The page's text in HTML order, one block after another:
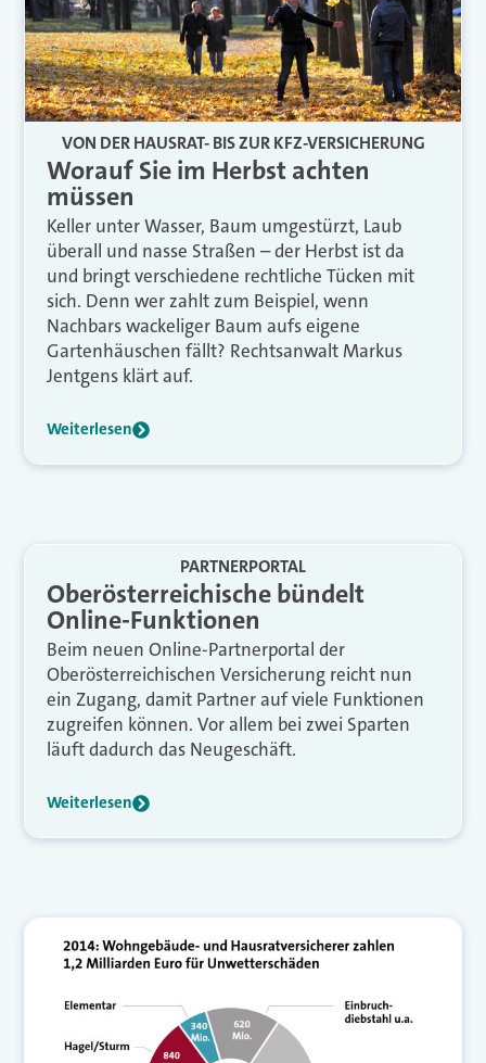
VON DER HAUSRAT- BIS ZUR KFZ-VERSICHERUNG
Worauf Sie im Herbst achten
müssen
Keller unter Wasser, Baum umgestürzt, Laub
überall und nasse Straßen – der Herbst ist da
und bringt verschiedene rechtliche Tücken mit
sich. Denn wer zahlt zum Beispiel, wenn
Nachbars wackeliger Baum aufs eigene
Gartenhäuschen fällt? Rechtsanwalt Markus
Jentgens klärt auf.
Weiterlesen
PARTNERPORTAL
Oberösterreichische bündelt
Online-Funktionen
Beim neuen Online-Partnerportal der
Oberösterreichischen Versicherung reicht nun
ein Zugang, damit Partner auf viele Funktionen
zugreifen können. Vor allem bei zwei Sparten
läuft dadurch das Neugeschäft.
Weiterlesen